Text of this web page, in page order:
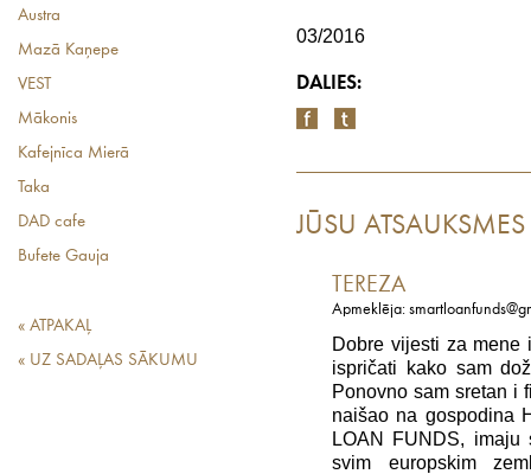
Austra
Mazā Kaņepe
VEST
Mākonis
Kafejnīca Mierā
Taka
DAD cafe
Bufete Gauja
« ATPAKAĻ
« UZ SADAĻAS SĀKUMU
03/2016
DALIES:
JŪSU ATSAUKSMES
TEREZA
Apmeklēja:
Dobre vijesti za mene
ispričati kako sam
Ponovno sam sretan i
naišao na gospodina
LOAN FUNDS,
svim europskim